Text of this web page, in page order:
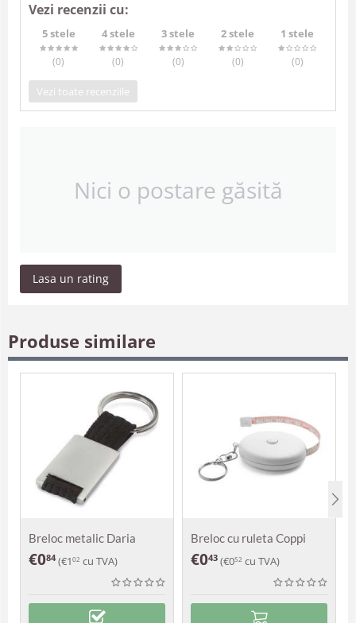
Vezi recenzii cu:
5 stele
(0)
4 stele
(0)
3 stele
(0)
2 stele
(0)
1 stele
(0)
Vezi toate recenziile
Nici o postare găsită
Lasa un rating
Produse similare
Breloc metalic Daria
€084 (€1 02 cu TVA)
Breloc cu ruleta Coppi
€043 (€052 cu TVA)